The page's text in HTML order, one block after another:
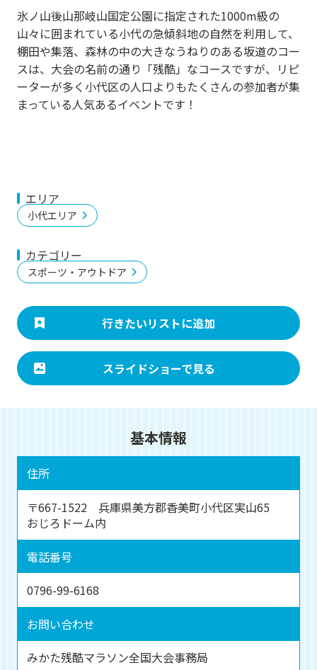
氷ノ山後山那岐山国定公園に指定された1000m級の
山々に囲まれている小代の急傾斜地の自然を利用して、
棚田や集落、森林の中の大きなうねりのある坂道のコー
スは、大会の名前の通り「残酷」なコースですが、リピ
ーターが多く小代区の人口よりもたくさんの参加者が集
まっている人気あるイベントです！
エリア
小代エリア
カテゴリー
スポーツ・アウトドア
行きたいリストに追加
スライドショーで見る
基本情報
住所
〒667-1522 兵庫県美方郡香美町小代区実山65
おじろドーム内
電話番号
0796-99-6168
お問い合わせ
みかた残酷マラソン全国大会事務局